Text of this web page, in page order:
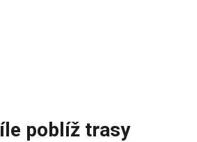
poblíž trasy